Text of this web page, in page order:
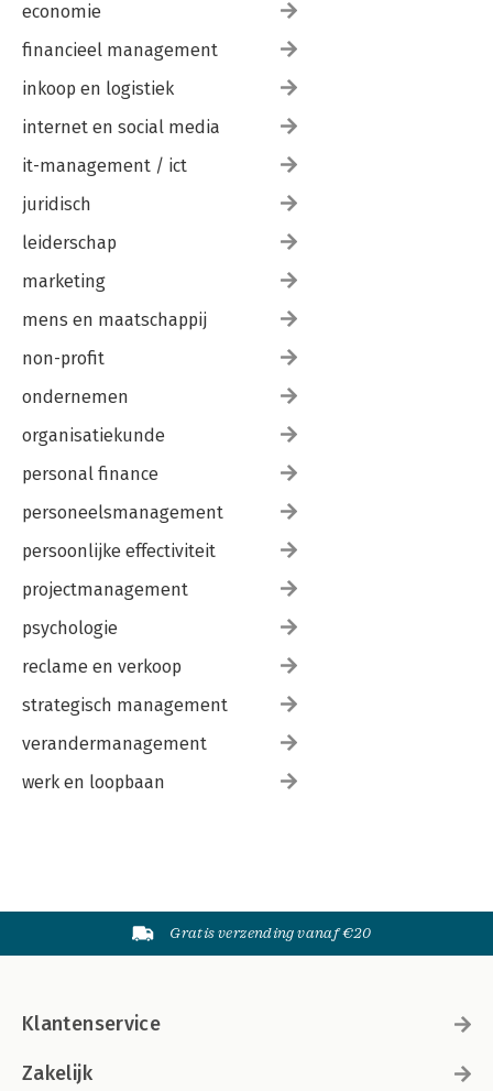
economie
financieel management
inkoop en logistiek
internet en social media
it-management / ict
juridisch
leiderschap
marketing
mens en maatschappij
non-profit
ondernemen
organisatiekunde
personal finance
personeelsmanagement
persoonlijke effectiviteit
projectmanagement
psychologie
reclame en verkoop
strategisch management
verandermanagement
werk en loopbaan
Gratis verzending vanaf €20
Klantenservice
Zakelijk